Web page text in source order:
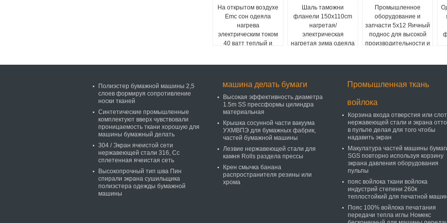
На открытом воздухе
Emc сон одеяла
нагрева
электрическим током
40 ватт теплый и
Шаль таможни
фланели 150x110cm
нагретая/
электрическая
нагретая зима одеяла
Промышленное
оборудование и
запчасти 5x12 Яичный
поднос для высокой
производительности и
Полиэстер бумажной машины 2,5
слоев формируя сопротивление
носки тканей
Синтетические промышленные
комплектуют вверх чувствовали
проницаемость ткани хорошую для
машины бумажный делать
304 / Экран ячеистой сети
нержавеющей стали 316, Сс
сплетенная ячеистая сеть
Высокопрочный тип шва Пин
спирали экрана сушильщика
полиэстера одежды бумажной
машины
машина делать бумаги
Высокая эффективность диаметра
1.5m SS прессформы цилиндра
материальная
Крышка сосунной части вакуума
УХМВПЭ для бумажных фабрик,
частей бумажной машины
Лезвие нержавеющей стали для
камня Rolls раздела прессы
Крен смычка банана
распространителя резины или
хрома
Промышленная ткань
войлока
Корзина входа отверстия или
нержавеющей стали и экрана
в пульпе делая для того чтобы
надавить экран
Макулатура частей машины
SGS повторно используя корзину
экрана давления оборудования
пульпы
пояс войлока ткани войлока
индустрий степени 260к
теплостойкий для печатной
Пояс 100% войлока печатания
передачи тепла иглы Номекс